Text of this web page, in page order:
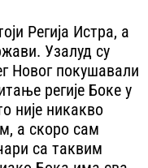
Регија Истра, а
Узалуд су
Новог покушавали
регије Боке у
није никакво
а скоро сам
са таквим